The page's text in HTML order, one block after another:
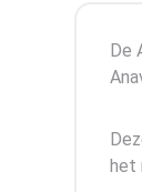
De
het